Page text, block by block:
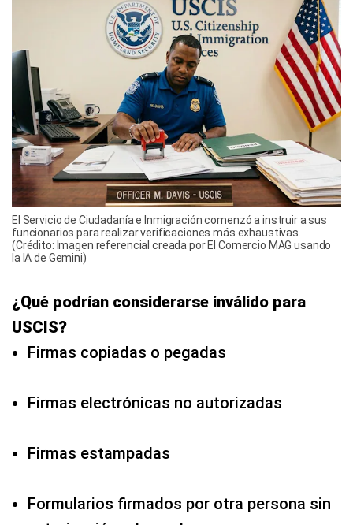
El Servicio de Ciudadanía e Inmigración comenzó a instruir a sus
funcionarios para realizar verificaciones más exhaustivas.
(Crédito: Imagen referencial creada por El Comercio MAG usando
la IA de Gemini)
¿Qué podrían considerarse inválido para
USCIS?
Firmas copiadas o pegadas
Firmas electrónicas no autorizadas
Firmas estampadas
Formularios firmados por otra persona sin